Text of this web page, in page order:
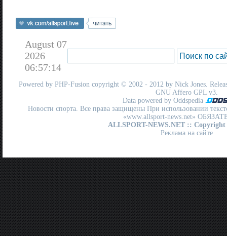
August 07
2026
06:57:14
Powered by PHP-Fusion copyright © 2002 - 2012 by Nick Jones.
GNU Affero GPL v3.
Data powered by Oddspedia
Новости спорта. Все права защищены При использовании
«www.allsport-news.net»
ALLSPORT-NEWS.NET :: Copyright
Реклама на сайте